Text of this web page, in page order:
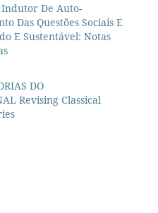
De Auto-
Das Questões Sociais E
E Sustentável: Notas
DO
Revising Classical